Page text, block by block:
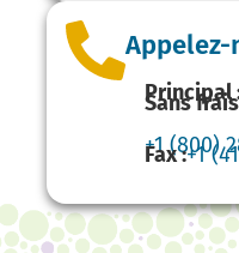
Appelez-
Principal
Sans
+1 (800)
Fax :+1